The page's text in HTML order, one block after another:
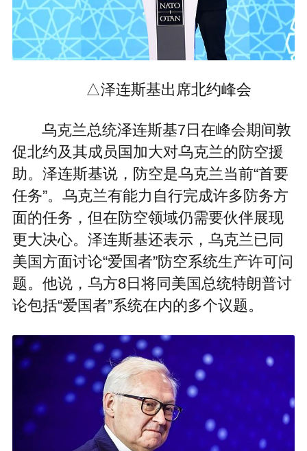
△泽连斯基出席北约峰会
乌克兰总统泽连斯基7日在峰会期间敦
促北约及其成员国加大对乌克兰的防空援
助。泽连斯基说，防空是乌克兰当前“首要
任务”。乌克兰有能力自行完成许多防务方
面的任务，但在防空领域仍需要伙伴展现
更大决心。泽连斯基还表示，乌克兰已同
美国方面讨论“爱国者”防空系统生产许可问
题。他说，乌方8日将同美国总统特朗普讨
论包括“爱国者”系统在内的多个议题。